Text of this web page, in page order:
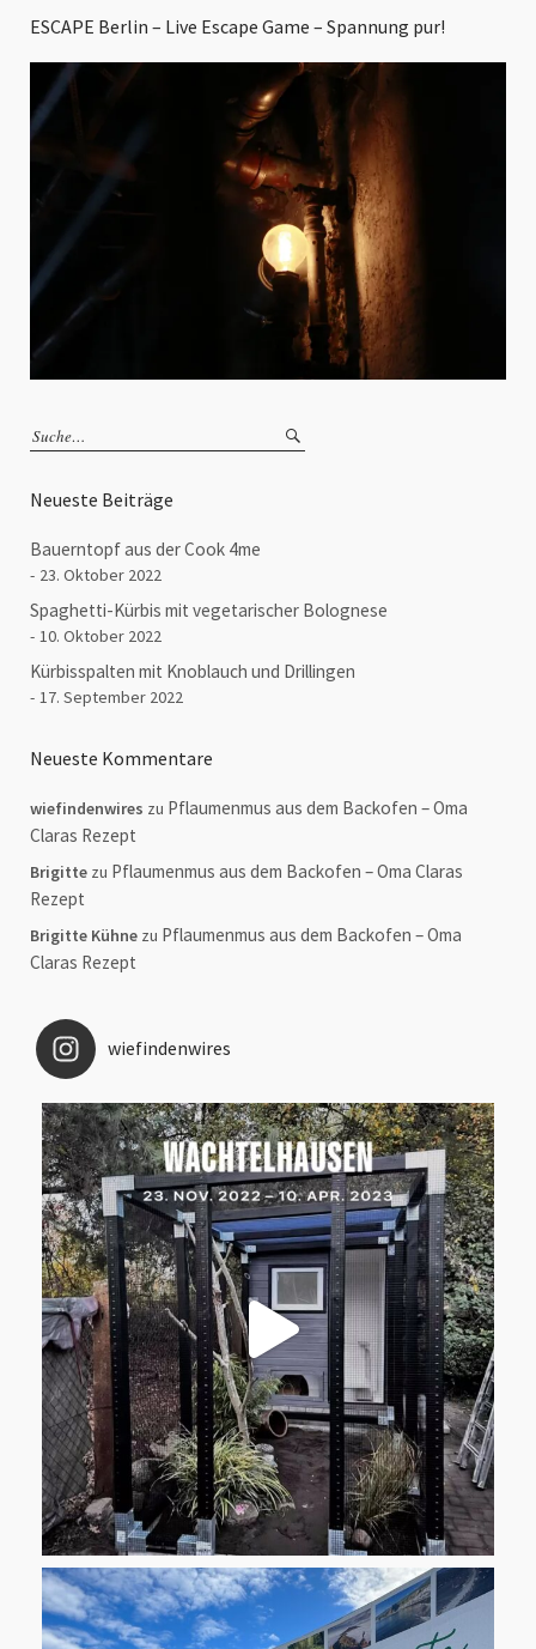
ESCAPE Berlin – Live Escape Game – Spannung pur!
Neueste Beiträge
Bauerntopf aus der Cook 4me
23. Oktober 2022
Spaghetti-Kürbis mit vegetarischer Bolognese
10. Oktober 2022
Kürbisspalten mit Knoblauch und Drillingen
17. September 2022
Neueste Kommentare
wiefindenwires zu Pflaumenmus aus dem Backofen – Oma
Claras Rezept
Brigitte zu Pflaumenmus aus dem Backofen – Oma Claras
Rezept
Brigitte Kühne zu Pflaumenmus aus dem Backofen – Oma
Claras Rezept
wiefindenwires